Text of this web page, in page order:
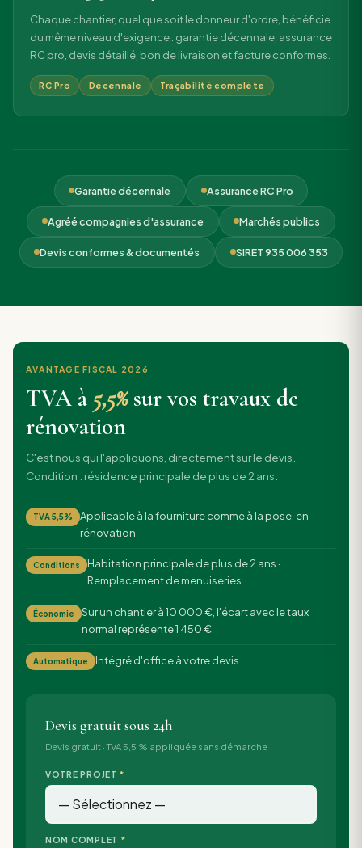
Chaque chantier, quel que soit le donneur d'ordre, bénéficie
du même niveau d'exigence : garantie décennale, assurance
RC pro, devis détaillé, bon de livraison et facture conformes.
RC Pro Décennale Traçabilité complète
Garantie décennale Assurance RC Pro
Agréé compagnies d'assurance Marchés publics
Devis conformes & documentés SIRET 935 006 353
AVANTAGE FISCAL 2026
TVA à 5,5%sur vos travaux de
rénovation
C'est nous qui l'appliquons, directement sur le devis.
Condition : résidence principale de plus de 2 ans.
TVA 5,5%
Applicable à la fourniture comme à la pose, en
rénovation
Conditions
Habitation principale de plus de 2 ans ·
Remplacement de menuiseries
Économie
Sur un chantier à 10 000 €, l'écart avec le taux
normal représente 1 450 €.
Automatique Intégré d'office à votre devis
Devis gratuit sous 24h
Devis gratuit · TVA 5,5 % appliquée sans démarche
VOTRE PROJET *
NOM COMPLET *